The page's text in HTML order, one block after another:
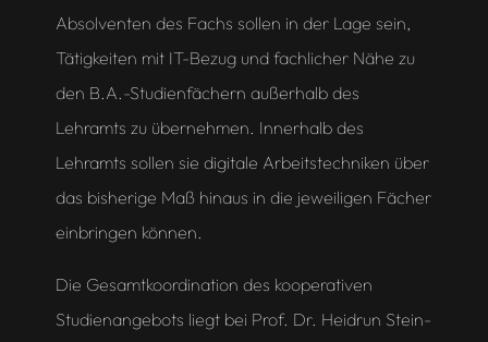
Absolventen des Fachs sollen in der Lage sein,
Tätigkeiten mit IT-Bezug und fachlicher Nähe zu
den B.A.-Studienfächern außerhalb des
Lehramts zu übernehmen. Innerhalb des
Lehramts sollen sie digitale Arbeitstechniken über
das bisherige Maß hinaus in die jeweiligen Fächer
einbringen können.
Die Gesamtkoordination des kooperativen
Studienangebots liegt bei Prof. Dr. Heidrun Stein-